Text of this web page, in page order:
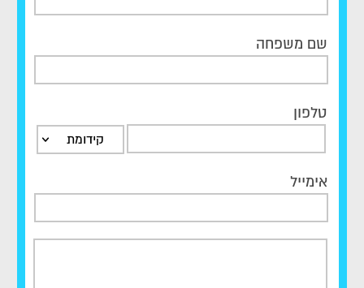
שם משפחה
טלפון
קידומת
אימייל